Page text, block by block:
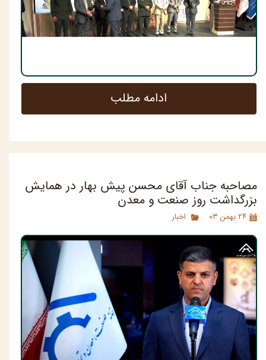
ادامه مطلب
مصاحبه جناب آقای محسن پیش بهار در همایش
بزرگداشت روز صنعت و معدن
۲۴ بهمن ۰۳ اخبار